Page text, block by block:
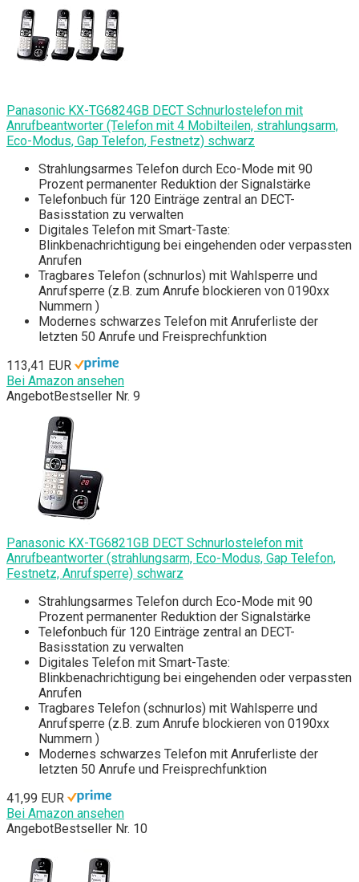
Panasonic KX-TG6824GB DECT Schnurlostelefon mit
Anrufbeantworter (Telefon mit 4 Mobilteilen, strahlungsarm,
Eco-Modus, Gap Telefon, Festnetz) schwarz
Strahlungsarmes Telefon durch Eco-Mode mit 90
Prozent permanenter Reduktion der Signalstärke
Telefonbuch für 120 Einträge zentral an DECT-
Basisstation zu verwalten
Digitales Telefon mit Smart-Taste:
Blinkbenachrichtigung bei eingehenden oder verpassten
Anrufen
Tragbares Telefon (schnurlos) mit Wahlsperre und
Anrufsperre (z.B. zum Anrufe blockieren von 0190xx
Nummern )
Modernes schwarzes Telefon mit Anruferliste der
letzten 50 Anrufe und Freisprechfunktion
113,41 EUR
Bei Amazon ansehen
AngebotBestseller Nr. 9
Panasonic KX-TG6821GB DECT Schnurlostelefon mit
Anrufbeantworter (strahlungsarm, Eco-Modus, Gap Telefon,
Festnetz, Anrufsperre) schwarz
Strahlungsarmes Telefon durch Eco-Mode mit 90
Prozent permanenter Reduktion der Signalstärke
Telefonbuch für 120 Einträge zentral an DECT-
Basisstation zu verwalten
Digitales Telefon mit Smart-Taste:
Blinkbenachrichtigung bei eingehenden oder verpassten
Anrufen
Tragbares Telefon (schnurlos) mit Wahlsperre und
Anrufsperre (z.B. zum Anrufe blockieren von 0190xx
Nummern )
Modernes schwarzes Telefon mit Anruferliste der
letzten 50 Anrufe und Freisprechfunktion
41,99 EUR
Bei Amazon ansehen
AngebotBestseller Nr. 10